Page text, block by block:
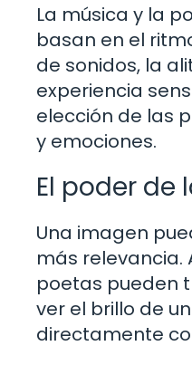
La música y la
basan en el
de sonidos, la
experiencia
elección de las
y emociones.
El poder de
Una imagen
más relevancia.
poetas pueden
ver el brillo de
directamente